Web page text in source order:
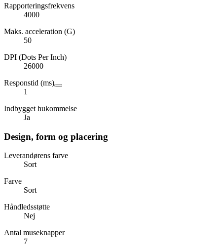
Rapporteringsfrekvens
4000
Maks. acceleration (G)
50
DPI (Dots Per Inch)
26000
Responstid (ms)
1
Indbygget hukommelse
Ja
Design, form og placering
Leverandørens farve
Sort
Farve
Sort
Håndledsstøtte
Nej
Antal museknapper
7